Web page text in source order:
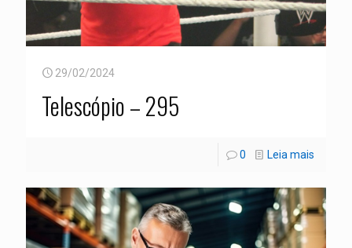
29/02/2024
Telescópio – 295
0 Leia mais